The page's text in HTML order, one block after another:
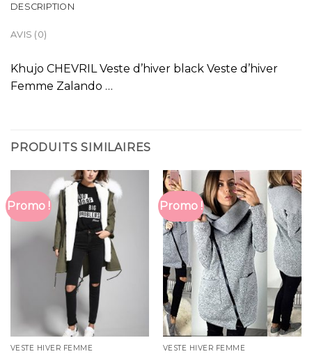
DESCRIPTION
AVIS (0)
Khujo CHEVRIL Veste d’hiver black Veste d’hiver
Femme Zalando …
PRODUITS SIMILAIRES
Promo !
VESTE HIVER FEMME
Promo !
VESTE HIVER FEMME